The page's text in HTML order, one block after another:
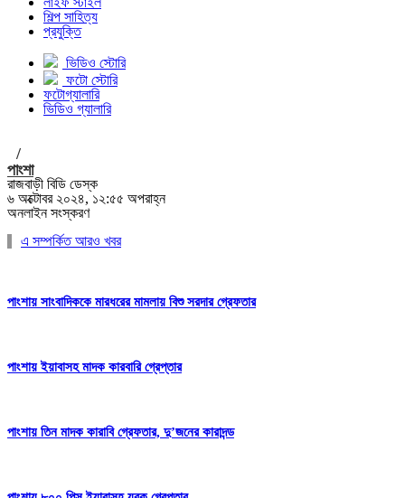
শিল্প সাহিত্য
প্রযুক্তি
ভিডিও স্টোরি
ফটো স্টোরি
ফটোগ্যালারি
ভিডিও গ্যালারি
/
পাংশা
রাজবাড়ী বিডি ডেস্ক
৬ অক্টোবর ২০২৪, ১২:৫৫ অপরাহ্ন
অনলাইন সংস্করণ
এ সম্পর্কিত আরও খবর
পাংশায় সাংবাদিককে মারধরের মামলায় বিশু সরদার গ্রেফতার
পাংশায় ইয়াবাসহ মাদক কারবারি গ্রেপ্তার
পাংশায় তিন মাদক কারাবি গ্রেফতার, দু’জনের কারাদন্ড